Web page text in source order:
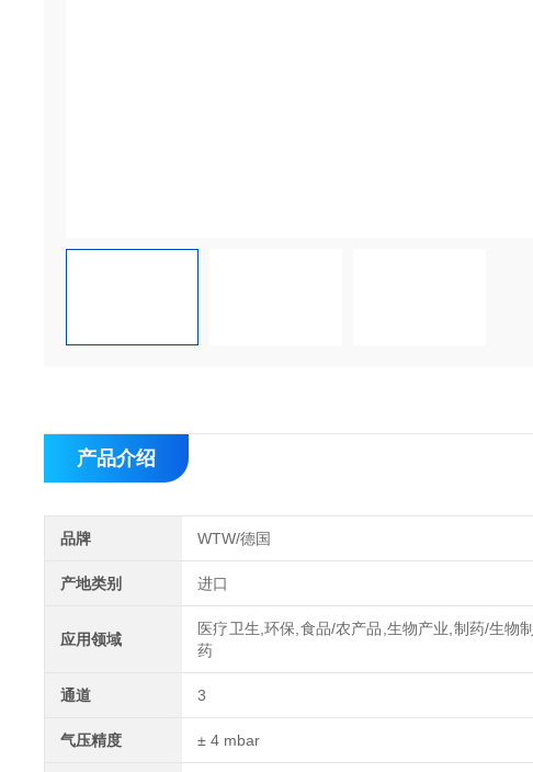
产品介绍
品牌 WTW/德国
产地类别 进口
应用领域
医疗卫生,环保,食品/农产品,生物产业,制药/生物制
药
通道 3
气压精度 ± 4 mbar